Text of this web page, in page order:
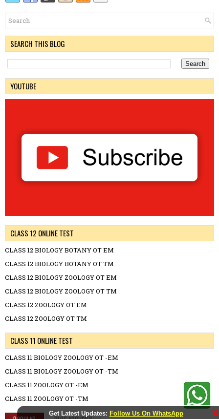
Get Latest Updates: Follow Us On WhatsApp X
SEARCH THIS BLOG
YOUTUBE
CLASS 12 ONLINE TEST
CLASS 12 BIOLOGY BOTANY OT EM
CLASS 12 BIOLOGY BOTANY OT TM
CLASS 12 BIOLOGY ZOOLOGY OT EM
CLASS 12 BIOLOGY ZOOLOGY OT TM
CLASS 12 ZOOLOGY OT EM
CLASS 12 ZOOLOGY OT TM
CLASS 11 ONLINE TEST
CLASS 11 BIOLOGY ZOOLOGY OT -EM
CLASS 11 BIOLOGY ZOOLOGY OT -TM
CLASS 11 ZOOLOGY OT -EM
CLASS 11 ZOOLOGY OT -TM